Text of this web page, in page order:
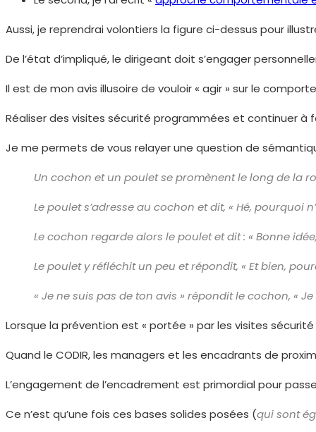
Aussi, je reprendrai volontiers la figure ci-dessus pour
De l’état d’impliqué, le dirigeant doit s’engager
Il est de mon avis illusoire de vouloir « agir » sur le
Réaliser des visites sécurité programmées et continuer
Je me permets de vous relayer une question de
Un cochon et un poulet se promènent le long de la
Le poulet s’adresse au cochon et dit, « Hé, pourquoi
Le cochon regarde alors le poulet et dit : « Bonne
Le poulet y réfléchit un peu et répondit, « Et bien,
« Je ne suis pas de ton avis » répondit le cochon, «
Lorsque la prévention est « portée » par les visites
Quand le CODIR, les managers et les encadrants de
L’engagement de l’encadrement est primordial pour
Ce n’est qu’une fois ces bases solides posées (qui sont